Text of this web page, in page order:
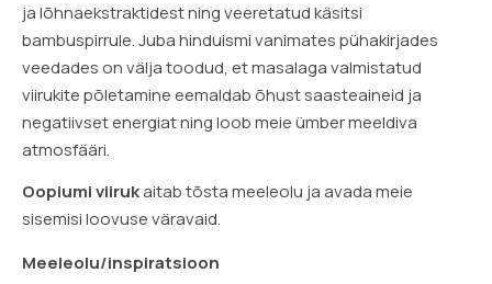
ja lõhnaekstraktidest ning veeretatud käsitsi
bambuspirrule. Juba hinduismi vanimates pühakirjades
veedades on välja toodud, et masalaga valmistatud
viirukite põletamine eemaldab õhust saasteaineid ja
negatiivset energiat ning loob meie ümber meeldiva
atmosfääri.
Oopiumi viirukaitab tõsta meeleolu ja avada meie
sisemisi loovuse väravaid.
Meeleolu/inspiratsioon